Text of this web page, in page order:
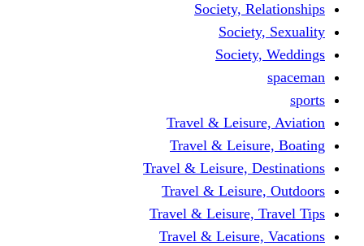
Society,
Travel &
Travel &
Travel & Leisure,
Travel &
Travel & Leisure,
Travel &